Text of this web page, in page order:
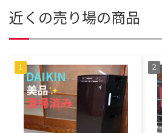
近くの売り場の商品